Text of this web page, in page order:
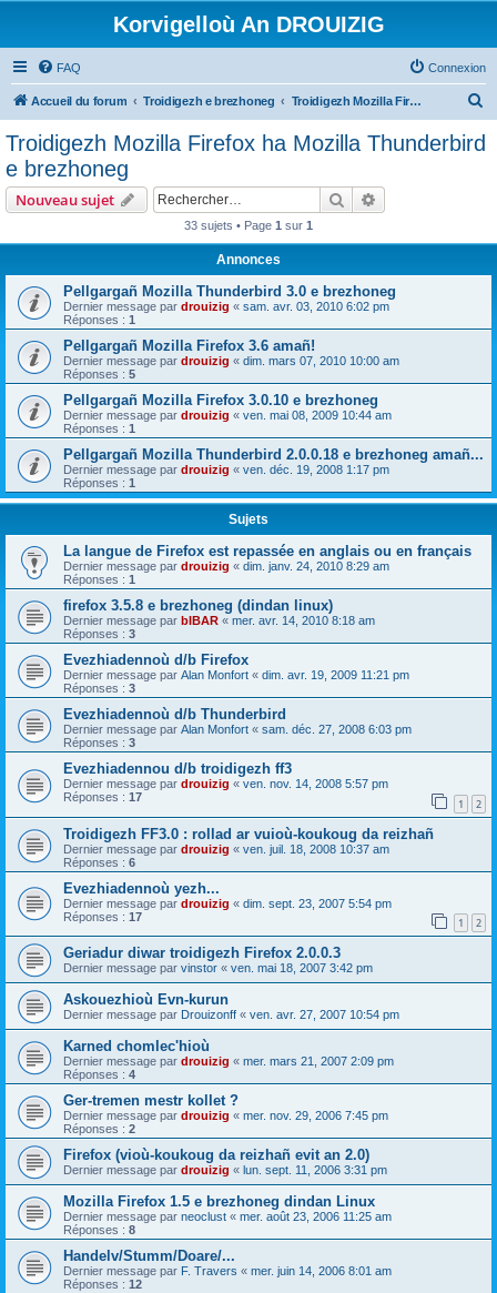
Korvigelloù An DROUIZIG
FAQ Connexion
Accueil du forum Troidigezh e brezhoneg Troidigezh Mozilla Firefox ha Mozilla Thunderbird e brezhoneg
Troidigezh Mozilla Firefox ha Mozilla Thunderbird
e brezhoneg
Nouveau sujet Rechercher
33 sujets • Page 1 sur 1
Annonces
Pellgargañ Mozilla Thunderbird 3.0 e brezhoneg
Dernier message par drouizig « sam. avr. 03, 2010 6:02 pm
Réponses : 1
Pellgargañ Mozilla Firefox 3.6 amañ!
Dernier message par drouizig « dim. mars 07, 2010 10:00 am
Réponses : 5
Pellgargañ Mozilla Firefox 3.0.10 e brezhoneg
Dernier message par drouizig « ven. mai 08, 2009 10:44 am
Réponses : 1
Pellgargañ Mozilla Thunderbird 2.0.0.18 e brezhoneg amañ...
Dernier message par drouizig « ven. déc. 19, 2008 1:17 pm
Réponses : 1
Sujets
La langue de Firefox est repassée en anglais ou en français
Dernier message par drouizig « dim. janv. 24, 2010 8:29 am
Réponses : 1
firefox 3.5.8 e brezhoneg (dindan linux)
Dernier message par bIBAR « mer. avr. 14, 2010 8:18 am
Réponses : 3
Evezhiadennoù d/b Firefox
Dernier message par Alan Monfort « dim. avr. 19, 2009 11:21 pm
Réponses : 3
Evezhiadennoù d/b Thunderbird
Dernier message par Alan Monfort « sam. déc. 27, 2008 6:03 pm
Réponses : 3
Evezhiadennou d/b troidigezh ff3
Dernier message par drouizig « ven. nov. 14, 2008 5:57 pm
Réponses : 17 1 2
Troidigezh FF3.0 : rollad ar vuioù-koukoug da reizhañ
Dernier message par drouizig « ven. juil. 18, 2008 10:37 am
Réponses : 6
Evezhiadennoù yezh...
Dernier message par drouizig « dim. sept. 23, 2007 5:54 pm
Réponses : 17 1 2
Geriadur diwar troidigezh Firefox 2.0.0.3
Dernier message par vinstor « ven. mai 18, 2007 3:42 pm
Askouezhioù Evn-kurun
Dernier message par Drouizonff « ven. avr. 27, 2007 10:54 pm
Karned chomlec'hioù
Dernier message par drouizig « mer. mars 21, 2007 2:09 pm
Réponses : 4
Ger-tremen mestr kollet ?
Dernier message par drouizig « mer. nov. 29, 2006 7:45 pm
Réponses : 2
Firefox (vioù-koukoug da reizhañ evit an 2.0)
Dernier message par drouizig « lun. sept. 11, 2006 3:31 pm
Mozilla Firefox 1.5 e brezhoneg dindan Linux
Dernier message par neoclust « mer. août 23, 2006 11:25 am
Réponses : 8
Handelv/Stumm/Doare/...
Dernier message par F. Travers « mer. juin 14, 2006 8:01 am
Réponses : 12